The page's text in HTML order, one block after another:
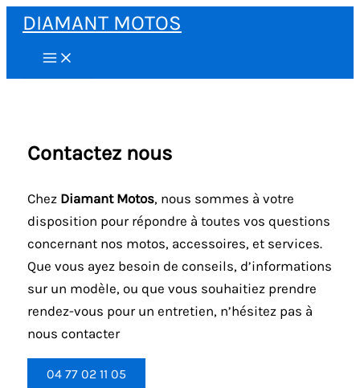
Aller
contenu
DIAMANT MOTOS
Contactez nous
Chez Diamant Motos, nous sommes à votre
disposition pour répondre à toutes vos questions
concernant nos motos, accessoires, et services.
Que vous ayez besoin de conseils, d’informations
sur un modèle, ou que vous souhaitiez prendre
rendez-vous pour un entretien, n’hésitez pas à
nous contacter
04 77 02 11 05